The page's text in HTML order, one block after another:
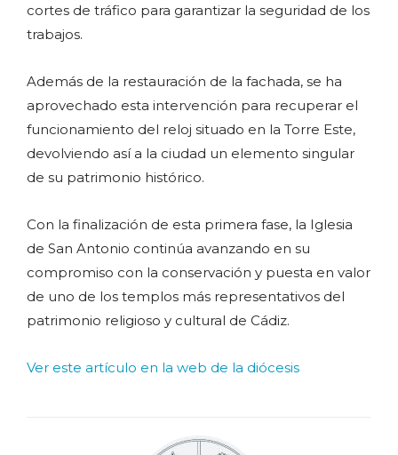
cortes de tráfico para garantizar la seguridad de los
trabajos.
Además de la restauración de la fachada, se ha
aprovechado esta intervención para recuperar el
funcionamiento del reloj situado en la Torre Este,
devolviendo así a la ciudad un elemento singular
de su patrimonio histórico.
Con la finalización de esta primera fase, la Iglesia
de San Antonio continúa avanzando en su
compromiso con la conservación y puesta en valor
de uno de los templos más representativos del
patrimonio religioso y cultural de Cádiz.
Ver este artículo en la web de la diócesis